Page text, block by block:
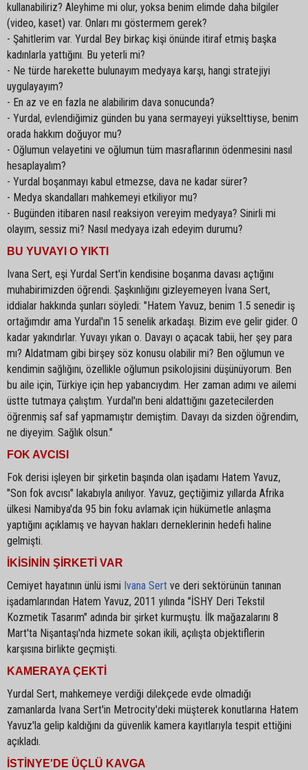
kullanabiliriz? Aleyhime mi olur, yoksa benim elimde daha bilgiler
(video, kaset) var. Onları mı göstermem gerek?
- Şahitlerim var. Yurdal Bey birkaç kişi önünde itiraf etmiş başka
kadınlarla yattığını. Bu yeterli mi?
- Ne türde harekette bulunayım medyaya karşı, hangi stratejiyi
uygulayayım?
- En az ve en fazla ne alabilirim dava sonucunda?
- Yurdal, evlendiğimiz günden bu yana sermayeyi yükselttiyse, benim
orada hakkım doğuyor mu?
- Oğlumun velayetini ve oğlumun tüm masraflarının ödenmesini nasıl
hesaplayalım?
- Yurdal boşanmayı kabul etmezse, dava ne kadar sürer?
- Medya skandalları mahkemeyi etkiliyor mu?
- Bugünden itibaren nasıl reaksiyon vereyim medyaya? Sinirli mi
olayım, sessiz mi? Nasıl medyaya izah edeyim durumu?
BU YUVAYI O YIKTI
Ivana Sert, eşi Yurdal Sert'in kendisine boşanma davası açtığını
muhabirimizden öğrendi. Şaşkınlığını gizleyemeyen İvana Sert,
iddialar hakkında şunları söyledi: "Hatem Yavuz, benim 1.5 senedir iş
ortağımdır ama Yurdal'ın 15 senelik arkadaşı. Bizim eve gelir gider. O
kadar yakındırlar. Yuvayı yıkan o. Davayı o açacak tabii, her şey para
mı? Aldatmam gibi birşey söz konusu olabilir mi? Ben oğlumun ve
kendimin sağlığını, özellikle oğlumun psikolojisini düşünüyorum. Ben
bu aile için, Türkiye için hep yabancıydım. Her zaman adımı ve ailemi
üstte tutmaya çalıştım. Yurdal'ın beni aldattığını gazetecilerden
öğrenmiş saf saf yapmamıştır demiştim. Davayı da sizden öğrendim,
ne diyeyim. Sağlık olsun."
FOK AVCISI
Fok derisi işleyen bir şirketin başında olan işadamı Hatem Yavuz,
"Son fok avcısı" lakabıyla anılıyor. Yavuz, geçtiğimiz yıllarda Afrika
ülkesi Namibya'da 95 bin foku avlamak için hükümetle anlaşma
yaptığını açıklamış ve hayvan hakları derneklerinin hedefi haline
gelmişti.
İKİSİNİN ŞİRKETİ VAR
Cemiyet hayatının ünlü ismi Ivana Sert ve deri sektörünün tanınan
işadamlarından Hatem Yavuz, 2011 yılında "İSHY Deri Tekstil
Kozmetik Tasarım" adında bir şirket kurmuştu. İlk mağazalarını 8
Mart'ta Nişantaşı'nda hizmete sokan ikili, açılışta objektiflerin
karşısına birlikte geçmişti.
KAMERAYA ÇEKTİ
Yurdal Sert, mahkemeye verdiği dilekçede evde olmadığı
zamanlarda Ivana Sert'in Metrocity'deki müşterek konutlarına Hatem
Yavuz'la gelip kaldığını da güvenlik kamera kayıtlarıyla tespit ettiğini
açıkladı.
İSTİNYE'DE ÜÇLÜ KAVGA